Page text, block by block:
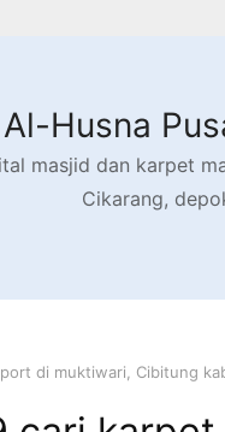
Al-Husna
masjid dan karpet
Cikarang,
di muktiwari, Cibitung